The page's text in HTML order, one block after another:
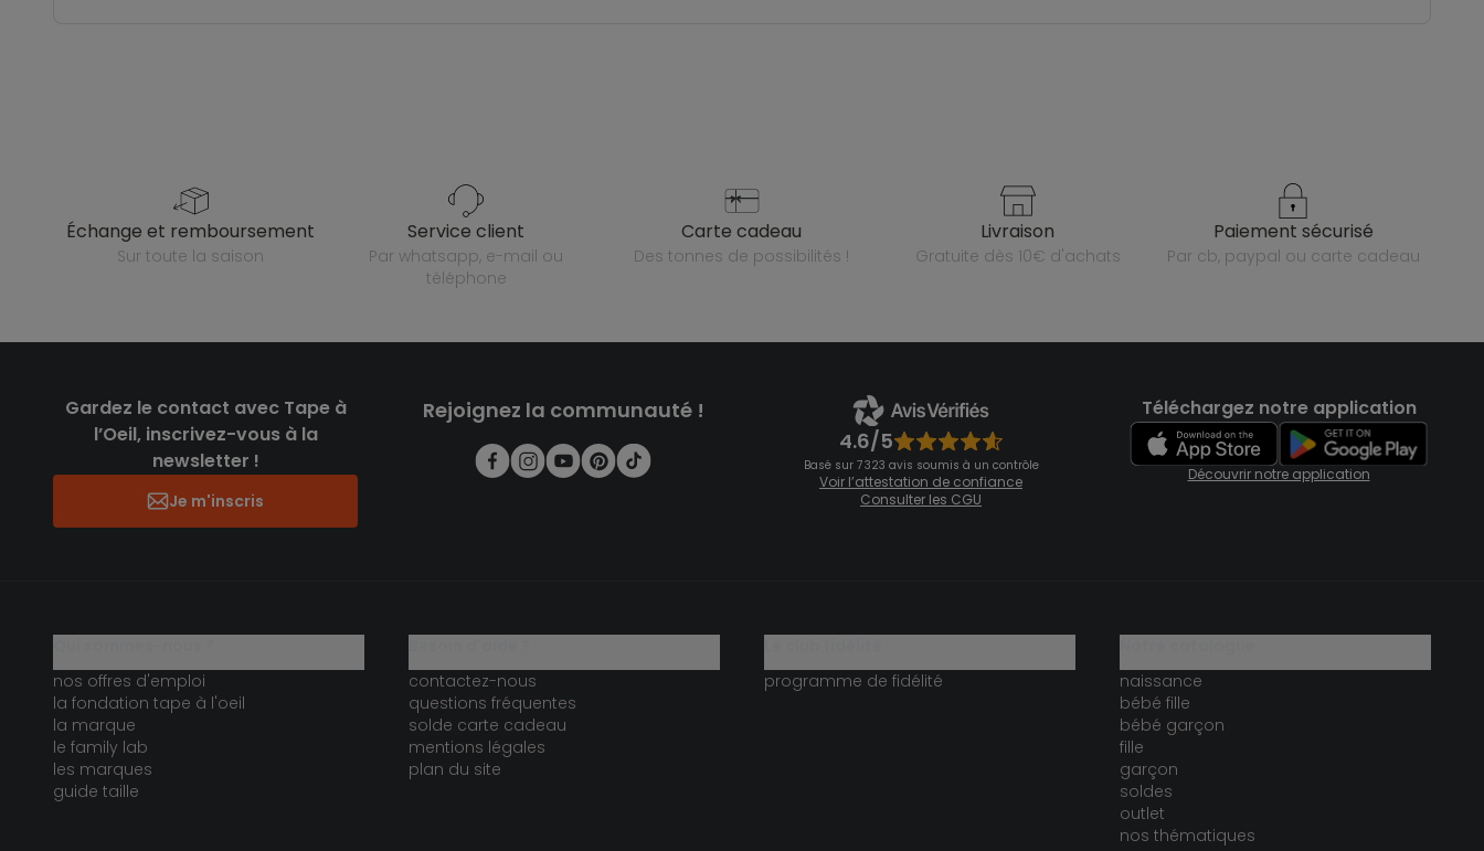
échange et remboursement
sur toute la saison
service client
par whatsapp, e-mail ou
téléphone
carte cadeau
des tonnes de possibilités !
livraison
gratuite dès 10€ d'achats
paiement sécurisé
par cb, paypal ou carte cadeau
Gardez le contact avec Tape à
l’Oeil, inscrivez-vous à la
newsletter !
Je m'inscris
Rejoignez la communauté !
4.6/5
Basé sur 7 323 avis soumis à un contrôle
Voir l’attestation de confiance
Consulter les CGU
Téléchargez notre application
Découvrir notre application
nos offres d'emploi
la fondation tape à l'oeil
la marque
le family lab
les marques
guide taille
contactez-nous
questions fréquentes
solde carte cadeau
mentions légales
plan du site
programme de fidélité
naissance
bébé fille
bébé garçon
fille
garçon
soldes
outlet
nos thématiques